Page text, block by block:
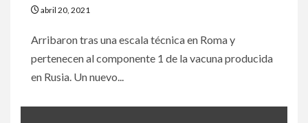
abril 20, 2021
Arribaron tras una escala técnica en Roma y
pertenecen al componente 1 de la vacuna producida
en Rusia. Un nuevo...